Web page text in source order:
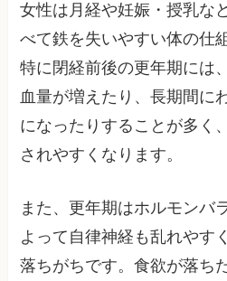
女性は月経や妊娠・授乳な
べて鉄を失いやすい体の仕
特に閉経前後の更年期には
血量が増えたり、長期間に
になったりすることが多く
されやすくなります。
また、更年期はホルモンバ
よって自律神経も乱れやす
落ちがちです。食欲が落ち